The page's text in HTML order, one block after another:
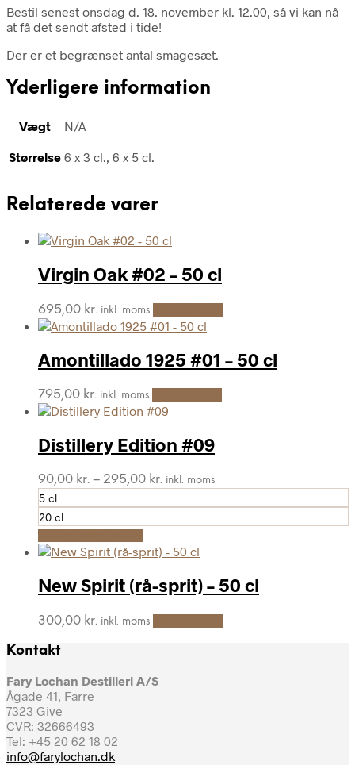
Bestil senest onsdag d. 18. november kl. 12.00, så vi kan nå
at få det sendt afsted i tide!
Der er et begrænset antal smagesæt.
Yderligere information
Vægt N/A
Størrelse 6 x 3 cl., 6 x 5 cl.
Relaterede varer
Virgin Oak #02 – 50 cl
695,00 kr. inkl. moms
Amontillado 1925 #01 – 50 cl
795,00 kr. inkl. moms
Distillery Edition #09
90,00 kr. – 295,00 kr. Prisinterval:
90,00 kr.
til
295,00 kr.
inkl. moms
5 cl
20 cl
Dette
vare
flere
varianter.
kan
New Spirit (rå-sprit) – 50 cl
300,00 kr. inkl. moms
Kontakt
Fary Lochan Destilleri A/S
Ågade 41, Farre
7323 Give
CVR: 32666493
Tel: +45 20 62 18 02
info@farylochan.dk